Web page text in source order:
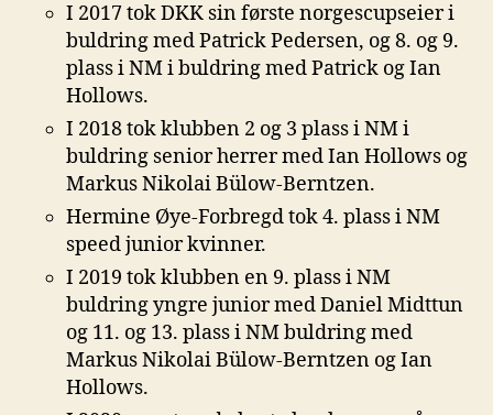
I 2017 tok DKK sin første norgescupseier i
buldring med Patrick Pedersen, og 8. og 9.
plass i NM i buldring med Patrick og Ian
Hollows.
I 2018 tok klubben 2 og 3 plass i NM i
buldring senior herrer med Ian Hollows og
Markus Nikolai Bülow-Berntzen.
Hermine Øye-Forbregd tok 4. plass i NM
speed junior kvinner.
I 2019 tok klubben en 9. plass i NM
buldring yngre junior med Daniel Midttun
og 11. og 13. plass i NM buldring med
Markus Nikolai Bülow-Berntzen og Ian
Hollows.